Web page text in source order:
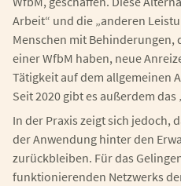
Arbeit“ und die „anderen
Menschen mit Behinderungen,
einer WfbM haben, neue
Tätigkeit auf dem allgemeinen
Seit 2020 gibt es außerdem
In der Praxis zeigt sich jedoch,
der Anwendung hinter den
zurückbleiben. Für das
funktionierenden Netzwerks